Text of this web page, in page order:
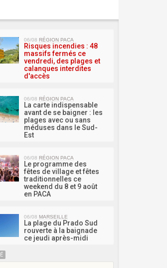
06/08 RÉGION PACA
Risques incendies : 48
massifs fermés ce
vendredi, des plages et
calanques interdites
d'accès
06/08 RÉGION PACA
La carte indispensable
avant de se baigner : les
plages avec ou sans
méduses dans le Sud-
Est
06/08 RÉGION PACA
Le programme des
fêtes de village et fêtes
traditionnelles ce
weekend du 8 et 9 août
en PACA
06/08 MARSEILLE
La plage du Prado Sud
rouverte à la baignade
ce jeudi après-midi